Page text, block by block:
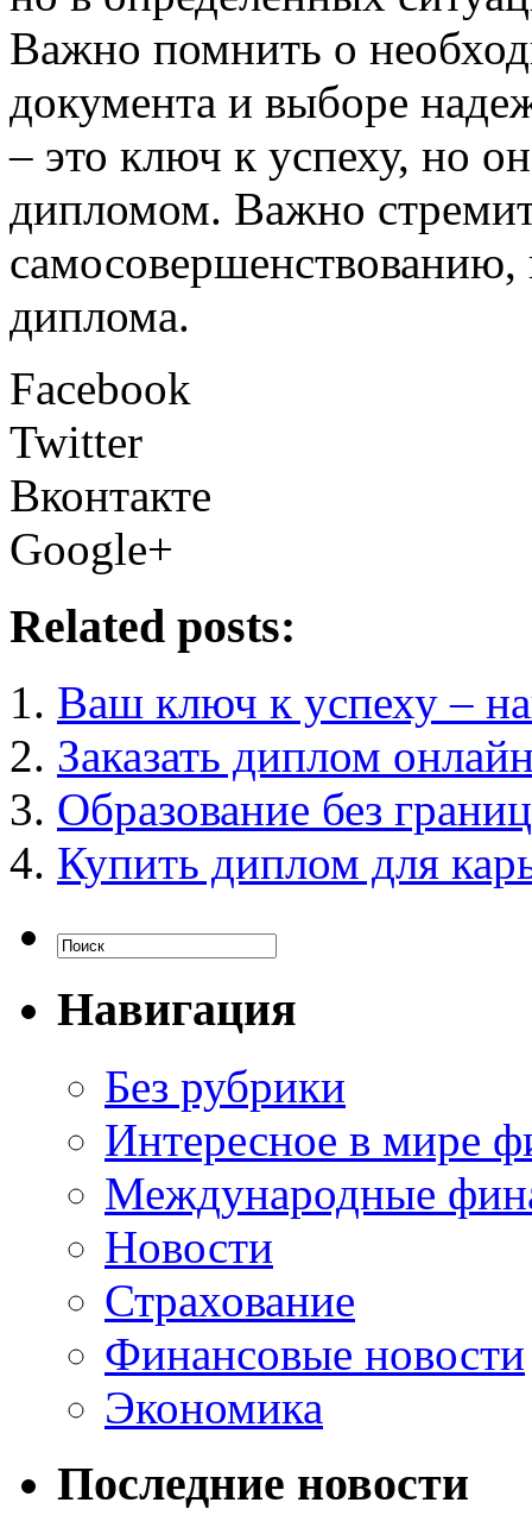
Важно помнить о
документа и выборе
– это ключ к успеху, но
дипломом. Важно
самосовершенствованию,
диплома.
Facebook
Twitter
Вконтакте
Google+
Related posts:
Ваш ключ к успеху –
Заказать диплом
Образование без
Купить диплом для
Навигация
Без рубрики
Интересное в мире
Международные
Новости
Страхование
Финансовые новости
Экономика
Последние новости